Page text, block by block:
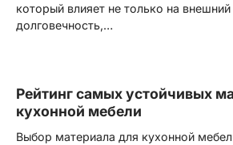
который влияет не только на
долговечность,…
Рейтинг самых устойчивых
кухонной мебели
Выбор материала для кухонной